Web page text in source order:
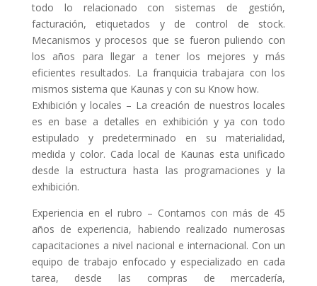
todo lo relacionado con sistemas de gestión,
facturación, etiquetados y de control de stock.
Mecanismos y procesos que se fueron puliendo con
los años para llegar a tener los mejores y más
eficientes resultados. La franquicia trabajara con los
mismos sistema que Kaunas y con su Know how.
Exhibición y locales – La creación de nuestros locales
es en base a detalles en exhibición y ya con todo
estipulado y predeterminado en su materialidad,
medida y color. Cada local de Kaunas esta unificado
desde la estructura hasta las programaciones y la
exhibición.
Experiencia en el rubro – Contamos con más de 45
años de experiencia, habiendo realizado numerosas
capacitaciones a nivel nacional e internacional. Con un
equipo de trabajo enfocado y especializado en cada
tarea, desde las compras de mercadería,